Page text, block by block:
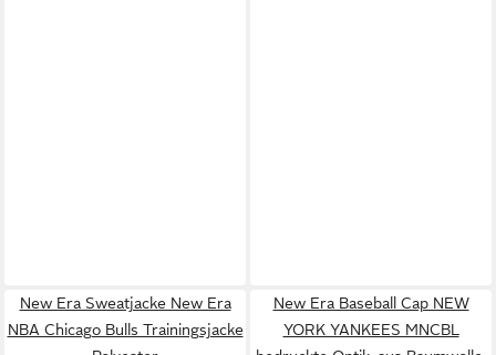
New Era Sweatjacke New Era
NBA Chicago Bulls Trainingsjacke
New Era Baseball Cap NEW
YORK YANKEES MNCBL